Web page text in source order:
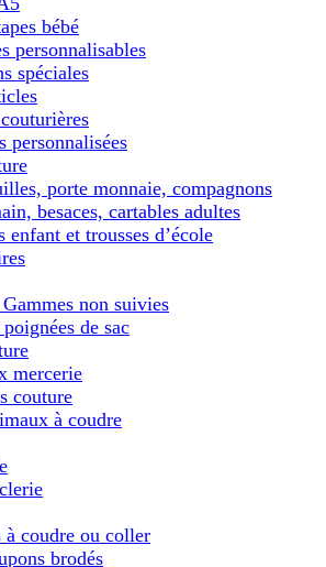
bébé
personnalisables
spéciales
personnalisées
porte monnaie, compagnons
besaces, cartables adultes
enfant et trousses d’école
non suivies
de sac
mercerie
couture
à coudre
à coudre ou coller
brodés